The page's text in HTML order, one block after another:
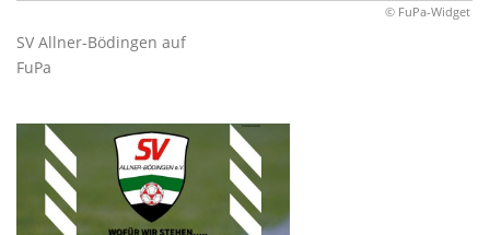
© FuPa-Widget
SV Allner-Bödingen auf
FuPa